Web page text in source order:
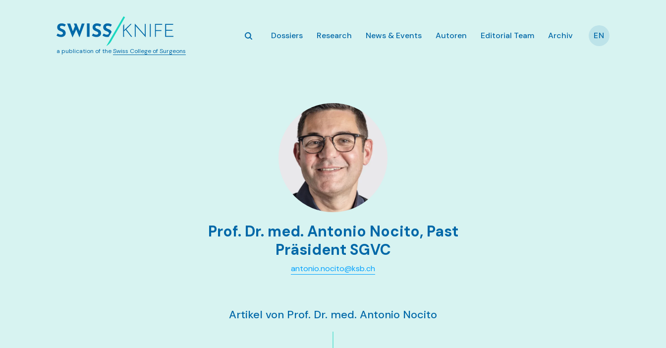
a publication of theSwiss College of Surgeons
Dossiers Research News & Events Autoren Editorial Team Archiv EN
Prof. Dr. med. Antonio Nocito, Past
Präsident SGVC
antonio.nocito@ksb.ch
Artikel von Prof. Dr. med. Antonio Nocito